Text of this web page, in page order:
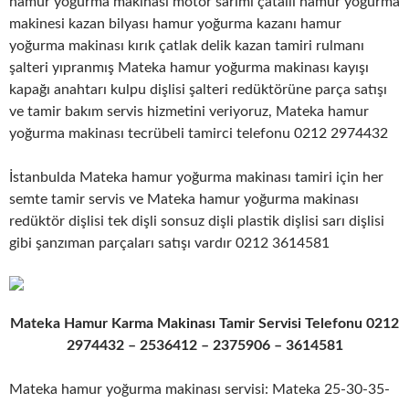
makinesi kazan bilyası hamur yoğurma kazanı hamur
yoğurma makinası kırık çatlak delik kazan tamiri rulmanı
şalteri yıpranmış Mateka hamur yoğurma makinası kayışı
kapağı anahtarı kulpu dişlisi şalteri redüktörüne parça satışı
ve tamir bakım servis hizmetini veriyoruz, Mateka hamur
yoğurma makinası tecrübeli tamirci telefonu 0212 2974432
İstanbulda Mateka hamur yoğurma makinası tamiri için her
semte tamir servis ve Mateka hamur yoğurma makinası
redüktör dişlisi tek dişli sonsuz dişli plastik dişlisi sarı dişlisi
gibi şanzıman parçaları satışı vardır 0212 3614581
Mateka Hamur Karma Makinası Tamir Servisi Telefonu 0212
2974432 – 2536412 – 2375906 – 3614581
Mateka hamur yoğurma makinası servisi: Mateka 25-30-35-